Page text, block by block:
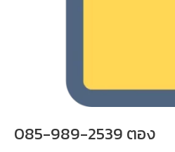
085-989-2539 ตอง